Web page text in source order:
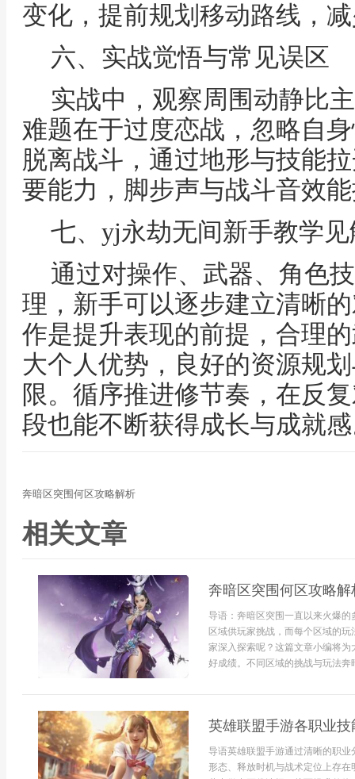
变化，提前规划移动路线，
六、实战觉悟与常见误区
实战中，观察周围动静比
难题在于过度恋战，忽略自
脱离战斗，通过地形与技能
要能力，脚步声与战斗音效
七、yj永劫无间新手教学
通过对操作、武器、角色
理，新手可以逐步建立清晰
作是提升表现的前提，合理
大个人优势，良好的资源规
限。循序推进修节奏，在反
段也能不断获得成长与成就
奔暗区突围何区攻略解析
相关文章
奔暗区突围何区攻略解
导语：奔暗区突围一直以来火爆
区域供玩家挑战，而每个区域的
家深入探索呢？这篇文章小编将
好成绩。不同区域的挑战与玩法
英雄联盟手游各职业
导语英雄联盟手游通过清晰的职
形态、释放时机与战术定位上存